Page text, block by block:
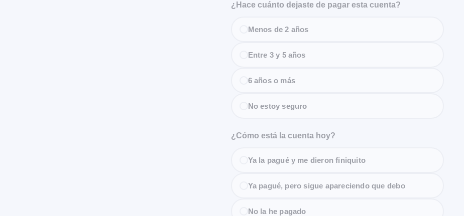
¿Hace cuánto dejaste de pagar esta cuenta?
Menos de 2 años
Entre 3 y 5 años
6 años o más
No estoy seguro
¿Cómo está la cuenta hoy?
Ya la pagué y me dieron finiquito
Ya pagué, pero sigue apareciendo que debo
No la he pagado